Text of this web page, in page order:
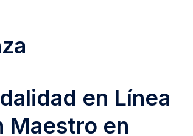
en Línea
Maestro en